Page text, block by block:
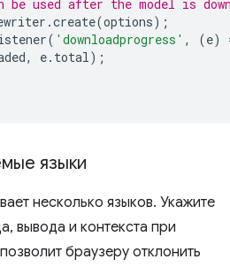
be used after the model is
.create(options);
( 'downloadprogress' , (e)
, e. total);
языки
несколько языков. Укажите
вывода и контекста при
браузеру отклонить